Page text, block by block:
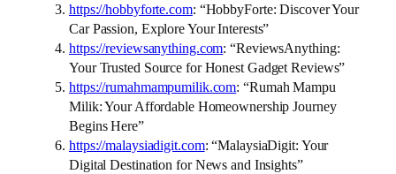
https://hobbyforte.com: “HobbyForte: Discover Your
Car Passion, Explore Your Interests”
https://reviewsanything.com: “ReviewsAnything:
Your Trusted Source for Honest Gadget Reviews”
https://rumahmampumilik.com: “Rumah Mampu
Milik: Your Affordable Homeownership Journey
Begins Here”
https://malaysiadigit.com: “MalaysiaDigit: Your
Digital Destination for News and Insights”